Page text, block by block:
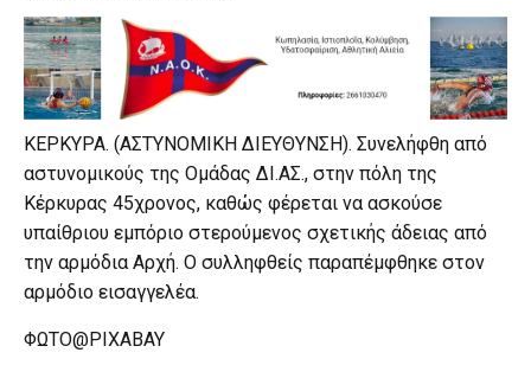
ΚΕΡΚΥΡΑ. (ΑΣΤΥΝΟΜΙΚΗ ΔΙΕΥΘΥΝΣΗ). Συνελήφθη από
αστυνομικούς της Ομάδας ΔΙ.ΑΣ., στην πόλη της
Κέρκυρας 45χρονος, καθώς φέρεται να ασκούσε
υπαίθριου εμπόριο στερούμενος σχετικής άδειας από
την αρμόδια Αρχή. Ο συλληφθείς παραπέμφθηκε στον
αρμόδιο εισαγγελέα.
ΦΩΤΟ@PIXABAY